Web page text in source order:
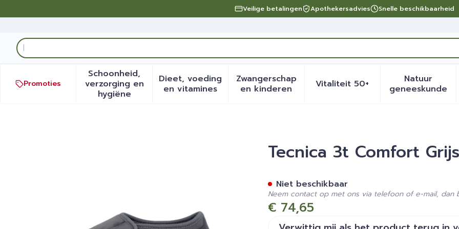
Veilige betalingen Apothekersadvies Snelle beschikbaarheid
Product, merk, categorie...
Promoties
Schoonheid,
verzorging en
hygiëneToon submenu voor Schoonheid, verzorging en hygiëne categorie
Dieet, voeding
en vitamines
Toon submenu voor Dieet, voeding en vitamines categorie
Zwangerschap
en kinderenToon submenu voor Zwangerschap en
Vitaliteit 50+Toon submenu voor
Natuur
geneeskunde
Toon
Tecnica 3t Comfort Grijs M 35 W XlTecnica 3t Comfort
€ 74,65
Niet beschikbaar
Neem contact op met ons via telefoon of e-mail, dan